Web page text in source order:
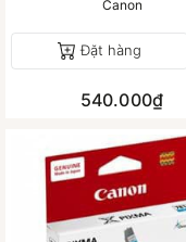
Canon
Đặt hàng
540.000₫